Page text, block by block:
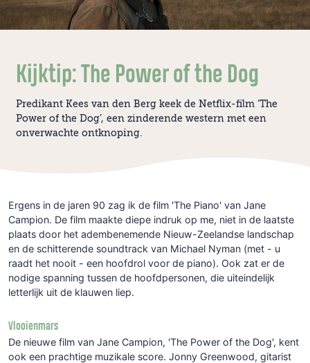
Kijktip: The Power of the Dog
Predikant Kees van den Berg keek de Netflix-film ‘The
Power of the Dog’, een zinderende western met een
onverwachte ontknoping.
Ergens in de jaren 90 zag ik de film 'The Piano' van Jane
Campion. De film maakte diepe indruk op me, niet in de laatste
plaats door het adembenemende Nieuw-Zeelandse landschap
en de schitterende soundtrack van Michael Nyman (met - u
raadt het nooit - een hoofdrol voor de piano). Ook zat er de
nodige spanning tussen de hoofdpersonen, die uiteindelijk
letterlijk uit de klauwen liep.
Vlooienmars
De nieuwe film van Jane Campion, 'The Power of the Dog', kent
ook een prachtige muzikale score. Jonny Greenwood, gitarist